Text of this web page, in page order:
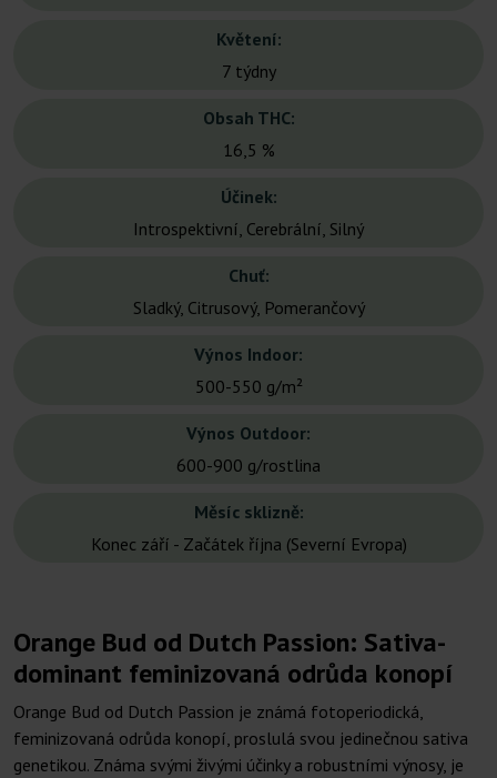
Květení:
7 týdny
Obsah THC:
16,5 %
Účinek:
Introspektivní, Cerebrální, Silný
Chuť:
Sladký, Citrusový, Pomerančový
Výnos Indoor:
500-550 g/m²
Výnos Outdoor:
600-900 g/rostlina
Měsíc sklizně:
Konec září - Začátek října (Severní Evropa)
Orange Bud od Dutch Passion: Sativa-
dominant feminizovaná odrůda konopí
Orange Bud od Dutch Passion je známá fotoperiodická,
feminizovaná odrůda konopí, proslulá svou jedinečnou sativa
genetikou. Známa svými živými účinky a robustními výnosy, je